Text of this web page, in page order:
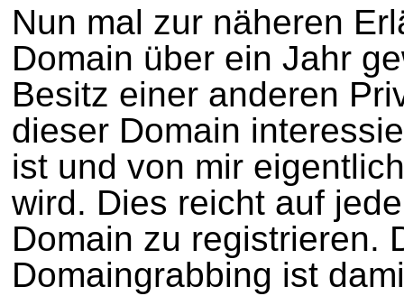
Nun mal zur näheren
Domain über ein Jahr
Besitz einer anderen
dieser Domain
ist und von mir
wird. Dies reicht auf
Domain zu registrieren.
Domaingrabbing ist